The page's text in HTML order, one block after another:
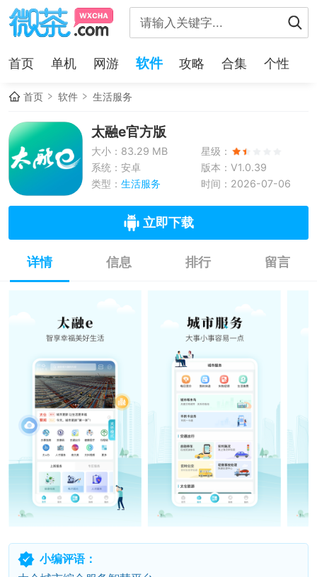
首页 单机 网游 软件 攻略 合集 个性
首页 软件 生活服务
太融e官方版
大小：83.29 MB
星级：
系统：安卓
版本：V1.0.39
类型： 生活服务 时间：2026-07-06
立即下载
详情 信息 排行 留言
小编评语：